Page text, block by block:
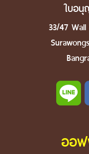
ใบอนุ
33/47
ออฟ